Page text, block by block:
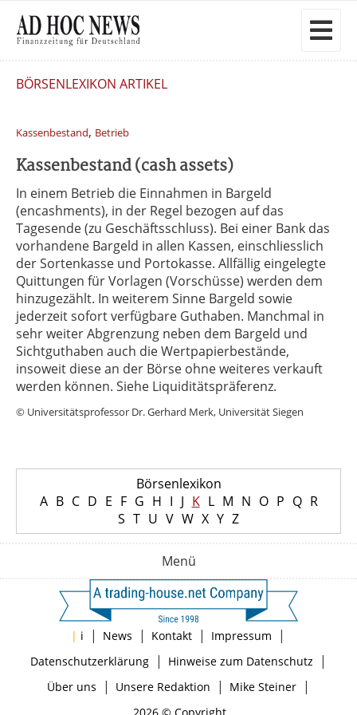
BÖRSENLEXIKON ARTIKEL
Kassenbestand, Betrieb
Kassenbestand (cash assets)
In einem Betrieb die Einnahmen in Bargeld
(encashments), in der Regel bezogen auf das
Tagesende (zu Geschäftsschluss). Bei einer Bank das
vorhandene Bargeld in allen Kassen, einschliesslich
der Sortenkasse und Portokasse. Allfällig eingelegte
Quittungen für Vorlagen (Vorschüsse) werden dem
hinzugezählt. In weiterem Sinne Bargeld sowie
jederzeit sofort verfügbare Guthaben. Manchmal in
sehr weiter Abgrenzung neben dem Bargeld und
Sichtguthaben auch die Wertpapierbestände,
insoweit diese an der Börse ohne weiteres verkauft
werden können. Siehe Liquiditätspräferenz.
© Universitätsprofessor Dr. Gerhard Merk, Universität Siegen
Börsenlexikon
A B C D E F G H I J K L M N O P Q R
S T U V W X Y Z
Menü
| i | News | Kontakt | Impressum |
Datenschutzerklärung| Hinweise zum Datenschutz |
Über uns | Unsere Redaktion | Mike Steiner|